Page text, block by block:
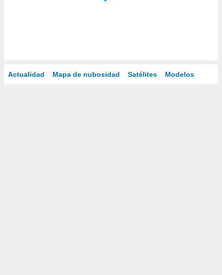
Actualidad Mapa de nubosidad Satélites Modelos